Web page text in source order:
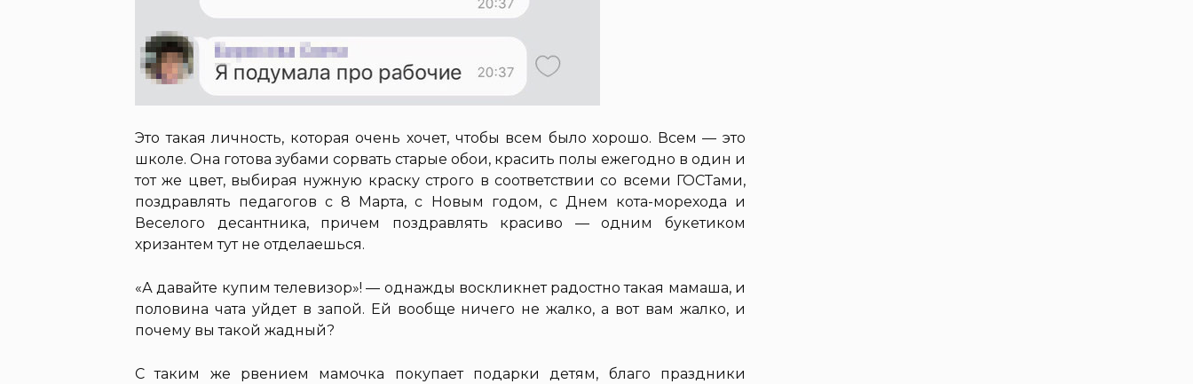
Это такая личность, которая очень хочет, чтобы всем было хорошо. Всем — это
школе. Она готова зубами сорвать старые обои, красить полы ежегодно в один и
тот же цвет, выбирая нужную краску строго в соответствии со всеми ГОСТами,
поздравлять педагогов с 8 Марта, с Новым годом, с Днем кота-морехода и
Веселого десантника, причем поздравлять красиво — одним букетиком
хризантем тут не отделаешься.
«А давайте купим телевизор»! — однажды воскликнет радостно такая мамаша, и
половина чата уйдет в запой. Ей вообще ничего не жалко, а вот вам жалко, и
почему вы такой жадный?
С таким же рвением мамочка покупает подарки детям, благо праздники